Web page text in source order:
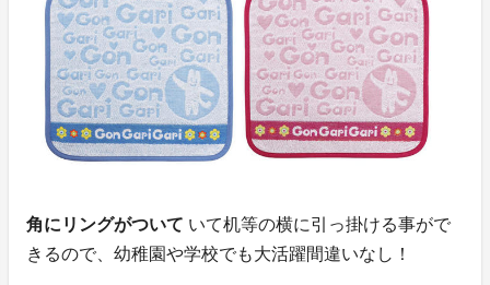
角にリングがついて いて机等の横に引っ掛ける事がで
きるので、幼稚園や学校でも大活躍間違いなし！